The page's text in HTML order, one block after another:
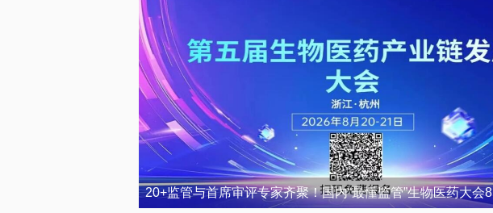
20+监管与首席审评专家齐聚！国内“最懂监管”生物医药大会